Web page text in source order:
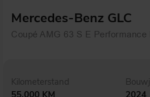
Mercedes-Benz GLC
Coupé AMG 63 S E Performance
Kilometerstand
55.000 KM
2024